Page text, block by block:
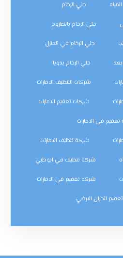
جلي الرخام
جلي الرخام بالصاروخ
جلي الرخام في المنزل
جلي الرخام يدويا
شركات التنظيف الامارات
شركات تعقيم الامارات
في الامارات
شركة تنظيف الامارات
شركة تنظيف في ابوظبي
شركه تعقيم في الامارات
الخزان الارضي